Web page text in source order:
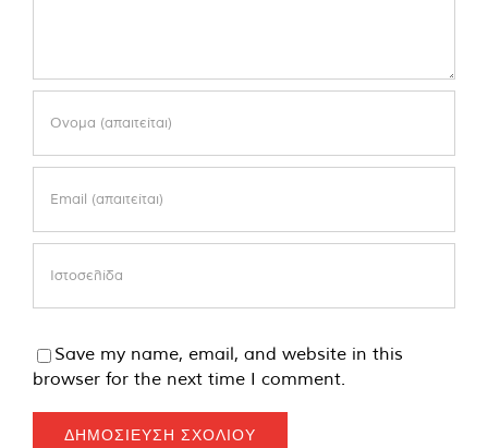
Save my name, email, and website in this
browser for the next time I comment.